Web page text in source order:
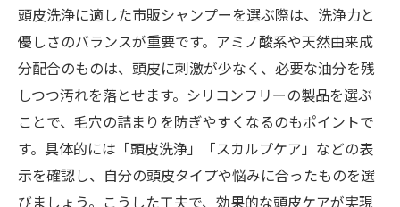
頭皮洗浄に適した市販シャンプーを選ぶ際は、洗浄力と
優しさのバランスが重要です。アミノ酸系や天然由来成
分配合のものは、頭皮に刺激が少なく、必要な油分を残
しつつ汚れを落とせます。シリコンフリーの製品を選ぶ
ことで、毛穴の詰まりを防ぎやすくなるのもポイントで
す。具体的には「頭皮洗浄」「スカルプケア」などの表
示を確認し、自分の頭皮タイプや悩みに合ったものを選
びましょう。こうした工夫で、効果的な頭皮ケアが実現